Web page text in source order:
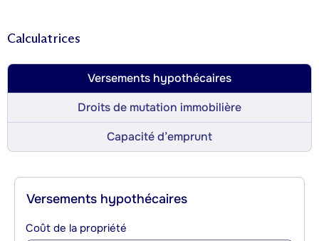
Calculatrices
Versements hypothécaires
Droits de mutation immobilière
Capacité d’emprunt
Versements hypothécaires
Coût de la propriété